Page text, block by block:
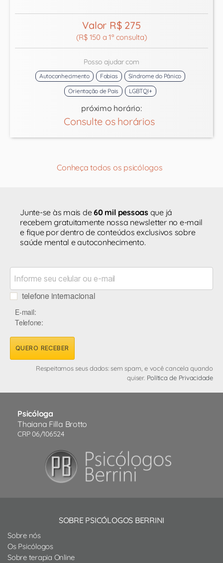
Valor R$ 275
(R$ 150 a 1ª consulta)
Posso ajudar com
Autoconhecimento Fobias
Síndrome do Pânico
Orientação de Pais
LGBTQI+
próximo horário:
Consulte os horários
Conheça todos os psicólogos
Junte-se às mais de60 mil pessoasque já
recebem gratuitamente nossa newsletter no e-mail
e fique por dentro de conteúdos exclusivos sobre
saúde mental e autoconhecimento.
telefone internacional
E-mail:
Telefone:
QUERO RECEBER
Respeitamos seus dados: sem spam, e você cancela quando
quiser. Política de Privacidade
Psicóloga
Thaiana Filla Brotto
CRP 06/106524
SOBRE PSICÓLOGOS BERRINI
Sobre nós
Os Psicólogos
Sobre terapia Online